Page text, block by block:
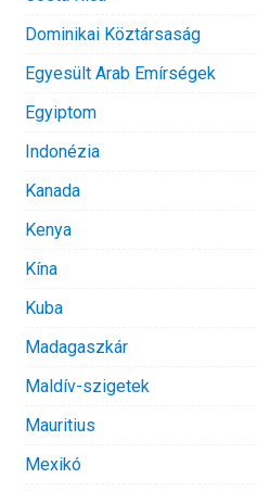
Dominikai Köztársaság
Egyesült Arab Emírségek
Egyiptom
Indonézia
Kanada
Kenya
Kína
Kuba
Madagaszkár
Maldív-szigetek
Mauritius
Mexikó